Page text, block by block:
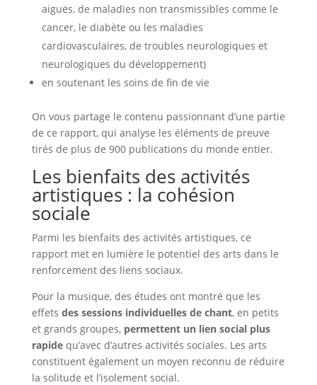
aiguës, de maladies non transmissibles comme le
cancer, le diabète ou les maladies
cardiovasculaires, de troubles neurologiques et
neurologiques du développement)
en soutenant les soins de fin de vie
On vous partage le contenu passionnant d’une partie
de ce rapport, qui analyse les éléments de preuve
tirés de plus de 900 publications du monde entier.
Les bienfaits des activités
artistiques : la cohésion
sociale
Parmi les bienfaits des activités artistiques, ce
rapport met en lumière le potentiel des arts dans le
renforcement des liens sociaux.
Pour la musique, des études ont montré que les
effets des sessions individuelles de chant, en petits
et grands groupes, permettent un lien social plus
rapidequ’avec d’autres activités sociales. Les arts
constituent également un moyen reconnu de réduire
la solitude et l’isolement social.